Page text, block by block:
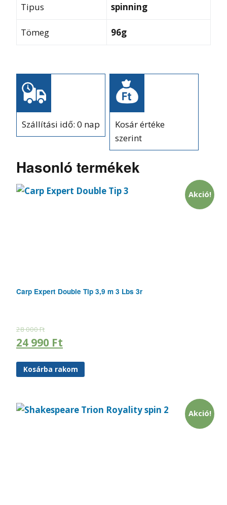
Tipus spinning
Tömeg 96g
Szállítási idő: 0 nap
Kosár értéke
szerint
Hasonló termékek
Akció!
Carp Expert Double Tip 3,9 m 3 Lbs 3r
28 000Ft
24 990 Ft
Kosárba rakom
Akció!